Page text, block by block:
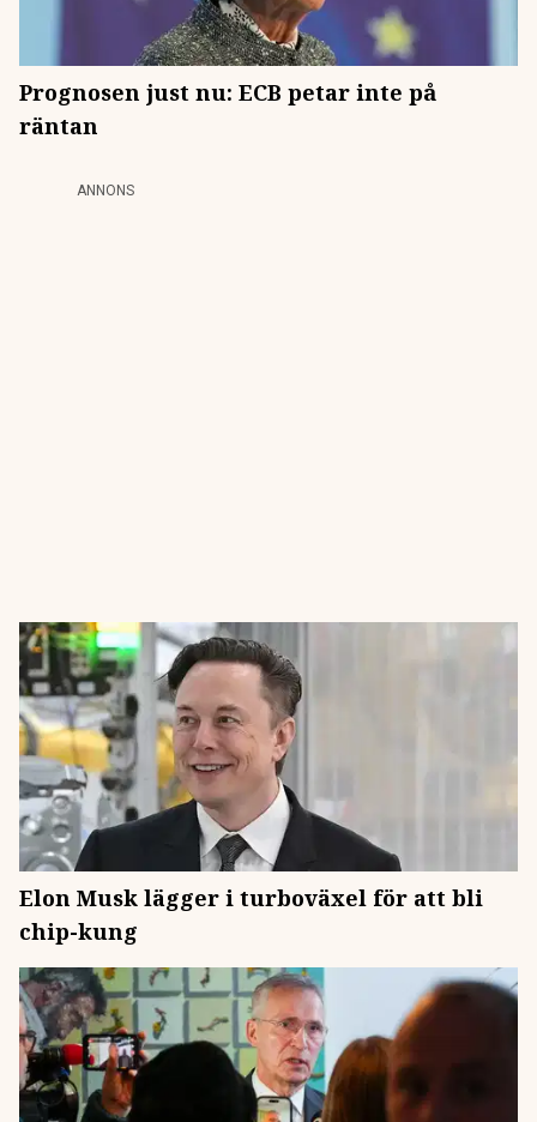
Prognosen just nu: ECB petar inte på
räntan
ANNONS
Elon Musk lägger i turboväxel för att bli
chip-kung